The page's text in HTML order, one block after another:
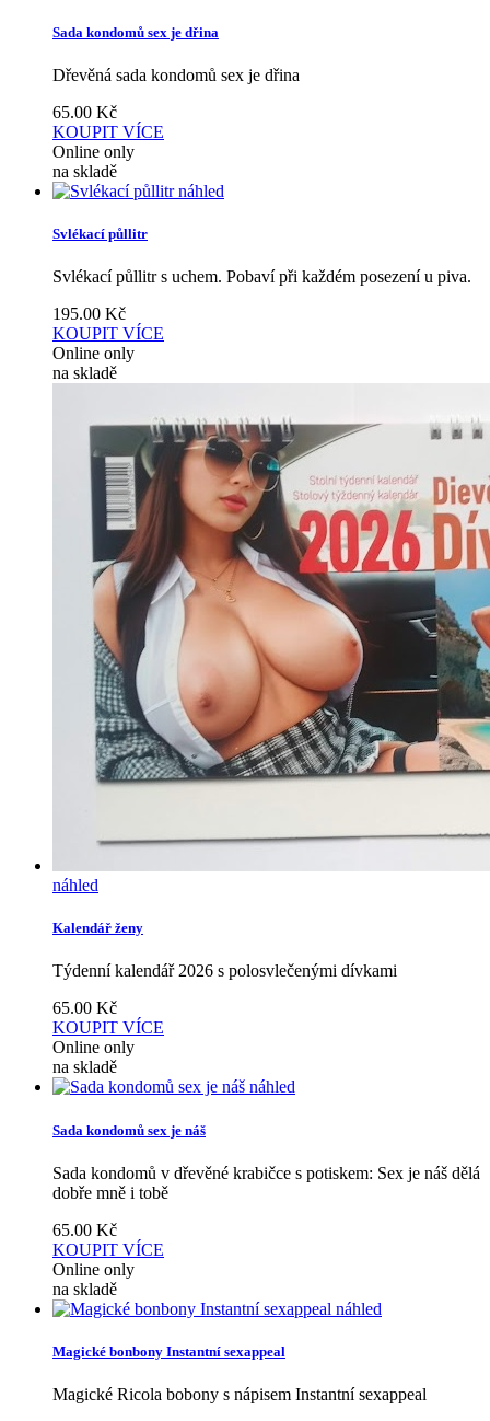
Sada kondomů sex je dřina
Dřevěná sada kondomů sex je dřina
65.00 Kč
KOUPIT VÍCE
Online only
na skladě
náhled
Svlékací půllitr
Svlékací půllitr s uchem. Pobaví při každém posezení u piva.
195.00 Kč
KOUPIT VÍCE
Online only
na skladě
náhled
Kalendář ženy
Týdenní kalendář 2026 s polosvlečenými dívkami
65.00 Kč
KOUPIT VÍCE
Online only
na skladě
náhled
Sada kondomů sex je náš
Sada kondomů v dřevěné krabičce s potiskem: Sex je náš dělá
dobře mně i tobě
65.00 Kč
KOUPIT VÍCE
Online only
na skladě
náhled
Magické bonbony Instantní sexappeal
Magické Ricola bobony s nápisem Instantní sexappeal